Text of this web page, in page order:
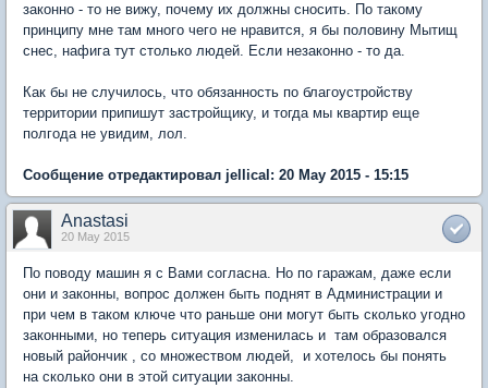
законно - то не вижу, почему их должны сносить. По такому
принципу мне там много чего не нравится, я бы половину Мытищ
снес, нафига тут столько людей. Если незаконно - то да.
Как бы не случилось, что обязанность по благоустройству
территории припишут застройщику, и тогда мы квартир еще
полгода не увидим, лол.
Сообщение отредактировал jellical: 20 May 2015 - 15:15
Anastasi
20 May 2015
По поводу машин я с Вами согласна. Но по гаражам, даже если
они и законны, вопрос должен быть поднят в Администрации и
при чем в таком ключе что раньше они могут быть сколько угодно
законными, но теперь ситуация изменилась и там образовался
новый райончик , со множеством людей, и хотелось бы понять
на сколько они в этой ситуации законны.